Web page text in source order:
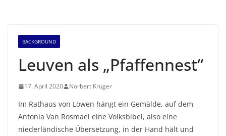
BACKGROUND
Leuven als „Pfaffennest“
17. April 2020 Norbert Krüger
Im Rathaus von Löwen hängt ein Gemälde, auf dem
Antonia Van Rosmael eine Volksbibel, also eine
niederländische Übersetzung, in der Hand hält und